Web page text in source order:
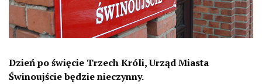
Dzień po święcie Trzech Króli, Urząd Miasta
Świnoujście będzie nieczynny.